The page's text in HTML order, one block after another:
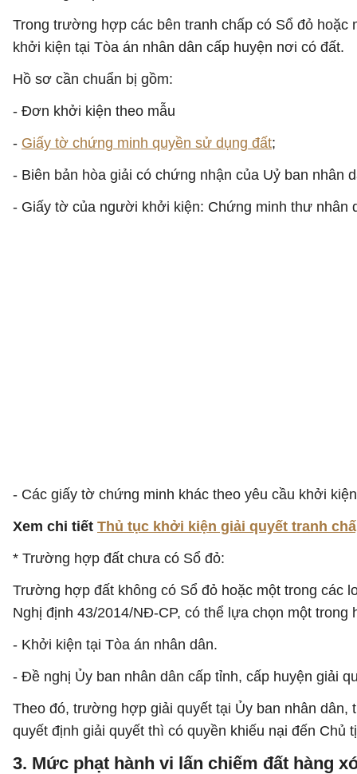
Trong trường hợp các bên tranh chấp có Sổ đỏ
khởi kiện tại Tòa án nhân dân cấp huyện nơi có đất.
Hồ sơ cần chuẩn bị gồm:
- Đơn khởi kiện theo mẫu
- Giấy tờ chứng minh quyền sử dụng đất;
- Biên bản hòa giải có chứng nhận của Uỷ ban nhân
- Giấy tờ của người khởi kiện: Chứng minh thư nhân
- Các giấy tờ chứng minh khác theo yêu cầu khởi
Xem chi tiết Thủ tục khởi kiện giải quyết tranh
* Trường hợp đất chưa có Sổ đỏ:
Trường hợp đất không có Sổ đỏ hoặc một trong các
Nghị định 43/2014/NĐ-CP, có thể lựa chọn một trong
- Khởi kiện tại Tòa án nhân dân.
- Đề nghị Ủy ban nhân dân cấp tỉnh, cấp huyện giải
Theo đó, trường hợp giải quyết tại Ủy ban nhân dân,
quyết định giải quyết thì có quyền khiếu nại đến Chủ
3. Mức phạt hành vi lấn chiếm đất hàng